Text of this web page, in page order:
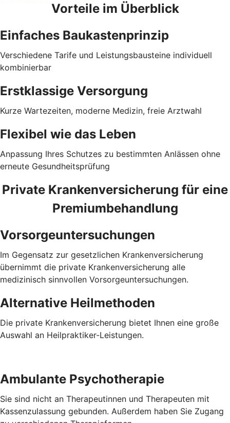
Vorteile im Überblick
Einfaches Baukastenprinzip
Verschiedene Tarife und Leistungsbausteine individuell
kombinierbar
Erstklassige Versorgung
Kurze Wartezeiten, moderne Medizin, freie Arztwahl
Flexibel wie das Leben
Anpassung Ihres Schutzes zu bestimmten Anlässen ohne
erneute Gesundheitsprüfung
Private Krankenversicherung für eine
Premiumbehandlung
Vorsorgeuntersuchungen
Im Gegensatz zur gesetzlichen Krankenversicherung
übernimmt die private Krankenversicherung alle
medizinisch sinnvollen Vorsorgeuntersuchungen.
Alternative Heilmethoden
Die private Krankenversicherung bietet Ihnen eine große
Auswahl an Heilpraktiker-Leistungen.
Ambulante Psychotherapie
Sie sind nicht an Therapeutinnen und Therapeuten mit
Kassenzulassung gebunden. Außerdem haben Sie Zugang